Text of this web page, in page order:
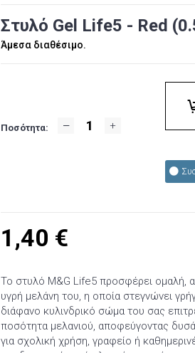
Στυλό Gel Life5 - Red
Άμεσα διαθέσιμο.
Ποσότητα:
1,40 €
Το στυλό M&G Life5 προσφέρει ομαλή,
υγρή μελάνη του, η οποία στεγνώνει
διάφανο κυλινδρικό σώμα του σας
ποσότητα μελανιού, αποφεύγοντας
για σχολική χρήση, γραφείο ή